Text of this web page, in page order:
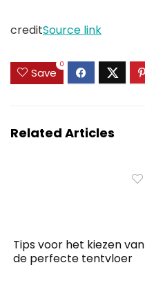
creditSource link
Save
0
Related Articles
Tips voor het kiezen van
de perfecte tentvloer